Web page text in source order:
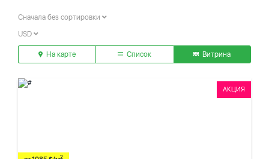
Сначала без сортировки
USD
На карте Список Витрина
АКЦИЯ
2